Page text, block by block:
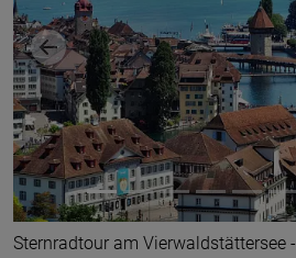
Vorheriges Bild
Sternradtour am Vierwaldstättersee